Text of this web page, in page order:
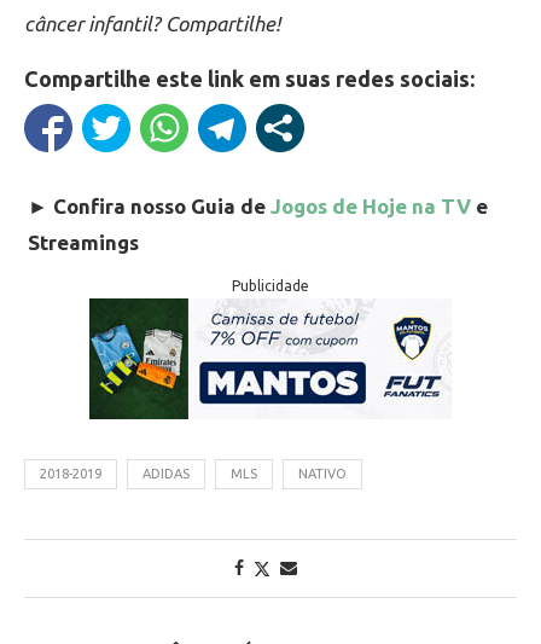
câncer infantil? Compartilhe!
Compartilhe este link em suas redes sociais:
► Confira nosso Guia de Jogos de Hoje na TV e
Streamings
Publicidade
2018-2019 ADIDAS MLS NATIVO